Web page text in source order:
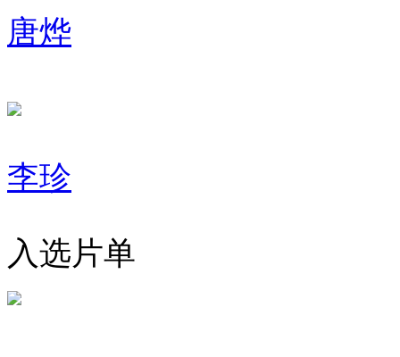
唐烨
李珍
入选片单